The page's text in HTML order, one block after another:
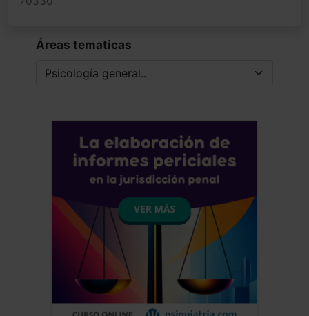
Áreas tematicas